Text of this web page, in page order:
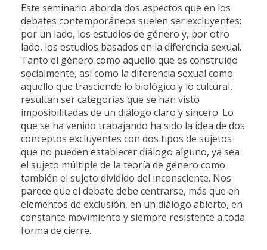
Este seminario aborda dos aspectos que en los
debates contemporáneos suelen ser excluyentes:
por un lado, los estudios de género y, por otro
lado, los estudios basados en la diferencia sexual.
Tanto el género como aquello que es construido
socialmente, así como la diferencia sexual como
aquello que trasciende lo biológico y lo cultural,
resultan ser categorías que se han visto
imposibilitadas de un diálogo claro y sincero. Lo
que se ha venido trabajando ha sido la idea de dos
conceptos excluyentes con dos tipos de sujetos
que no pueden establecer diálogo alguno, ya sea
el sujeto múltiple de la teoría de género como
también el sujeto dividido del inconsciente. Nos
parece que el debate debe centrarse, más que en
elementos de exclusión, en un diálogo abierto, en
constante movimiento y siempre resistente a toda
forma de cierre.